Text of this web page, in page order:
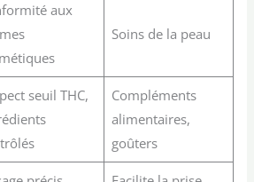
aux
Soins de la peau
seuil THC,
Compléments
alimentaires,
goûters